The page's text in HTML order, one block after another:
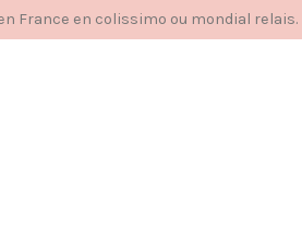
France en colissimo ou mondial relais.